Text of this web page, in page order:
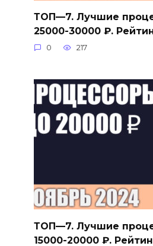
ТОП—7. Лучшие
25000-30000 ₽.
0 217
ТОП—7. Лучшие
15000-20000 ₽.